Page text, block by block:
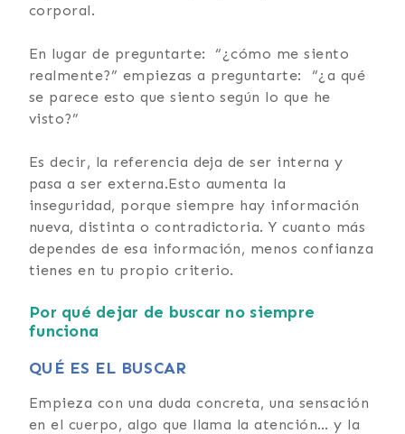
corporal.
En lugar de preguntarte: “¿cómo me siento
realmente?” empiezas a preguntarte: “¿a qué
se parece esto que siento según lo que he
visto?”
Es decir, la referencia deja de ser interna y
pasa a ser externa.Esto aumenta la
inseguridad, porque siempre hay información
nueva, distinta o contradictoria. Y cuanto más
dependes de esa información, menos confianza
tienes en tu propio criterio.
Por qué dejar de buscar no siempre
funciona
QUÉ ES EL BUSCAR
Empieza con una duda concreta, una sensación
en el cuerpo, algo que llama la atención… y la